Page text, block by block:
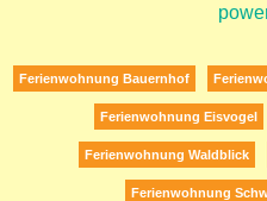
Ferienwohnung Bauernhof
Ferienwohnung Eisvogel
Ferienwohnung Waldblick
Ferienwohnung